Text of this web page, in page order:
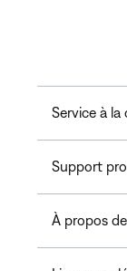
Service à la
Support
À propos